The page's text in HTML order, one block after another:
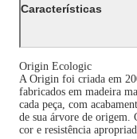
Características
Origin Ecologic
A Origin foi criada em
fabricados em madeira
cada peça, com
de sua árvore de origem.
cor e resistência